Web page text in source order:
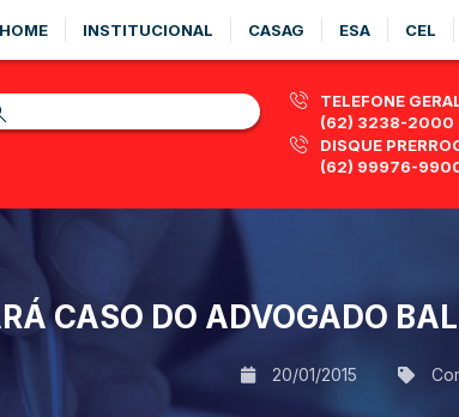
HOME INSTITUCIONAL CASAG ESA CEL
TELEFONE
(62) 3238-2000
DISQUE
(62) 99976-
CASO DO ADVOGADO
20/01/2015